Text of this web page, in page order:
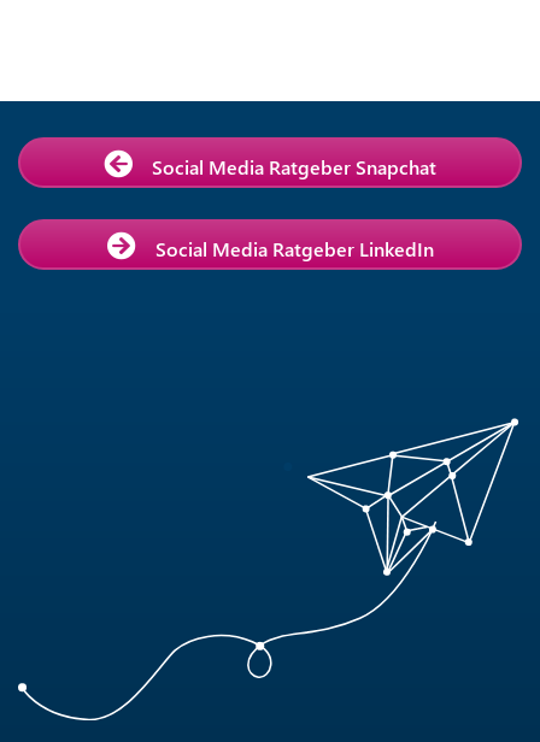
Social Media Ratgeber Snapchat
Social Media Ratgeber LinkedIn